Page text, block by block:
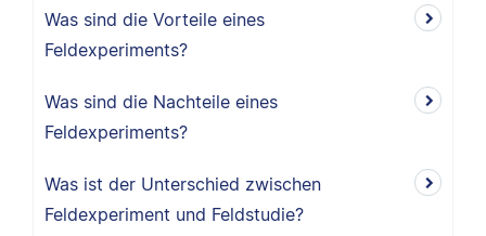
Was sind die Vorteile eines
Feldexperiments?
Was sind die Nachteile eines
Feldexperiments?
Was ist der Unterschied zwischen
Feldexperiment und Feldstudie?